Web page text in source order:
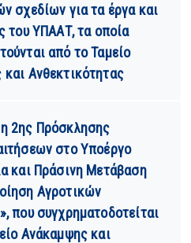
σχεδίων για τα έργα και
του ΥΠΑΑΤ, τα οποία
από το Ταμείο
Ανθεκτικότητας
2ης Πρόσκλησης
στο Υποέργο
και Πράσινη Μετάβαση
Αγροτικών
που συγχρηματοδοτείται
Ανάκαμψης και